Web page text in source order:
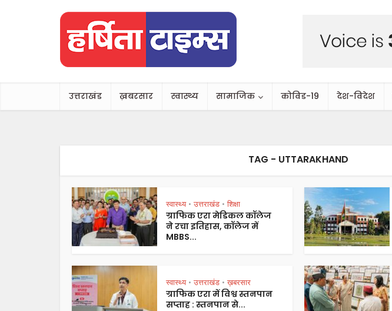
उत्तराखंड ख़बरसार स्वास्थ्य सामाजिक कोविड-19 देश-विदेश
TAG - UTTARAKHAND
स्वास्थ्य • उत्तराखंड • शिक्षा
ग्राफिक एरा मेडिकल कॉलेज
ने रचा इतिहास, कॉलेज में
MBBS...
स्वास्थ्य • उत्तराखंड • ख़बरसार
ग्राफिक एरा में विश्व स्तनपान
सप्ताह : स्तनपान से...